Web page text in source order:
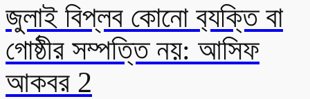
জুলাই বিপ্লব কোনো ব‍্যক্তি বা
গোষ্ঠীর সম্পত্তি নয়: আসিফ
আকবর 2